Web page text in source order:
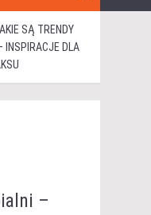
SĄ TRENDY
INSPIRACJE DLA
–